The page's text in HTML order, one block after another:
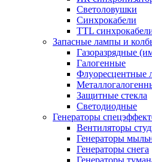
Светоловушки
Синхрокабели
TTL
Запасные лампы и
Газоразрядные
Галогенные
Флуоресцентные
Защитные стекла
Светодиодные
Генераторы
Вентиляторы
Генераторы
Генераторы снега
Генераторы